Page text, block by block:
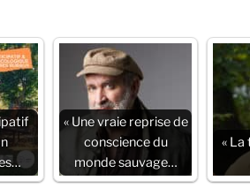
« Une vraie reprise de
conscience du
monde sauvage…
« La